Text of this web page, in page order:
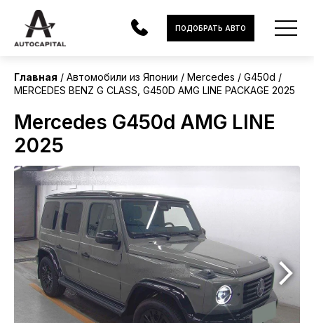
АВТОМОБИЛИ
ЭЛЕКТРОМОБИЛИ
В НАЛИЧИИ
МОТОЦИКЛЫ
УСЛУГИ
ЛИЗИНГ
НОВОСТИ
ОТЗЫВЫ
ПОДОБРАТЬ АВТО
Главная Автомобили из Японии Mercedes
G450d
MERCEDES BENZ G CLASS, G450D AMG LINE PACKAGE 2025
Mercedes G450d AMG LINE
2025
Япония
Без пробега